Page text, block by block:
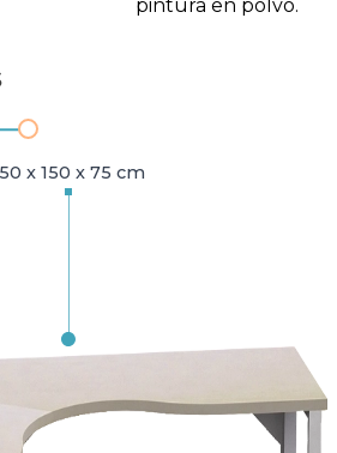
pintura en polvo.
x 150 x 75 cm